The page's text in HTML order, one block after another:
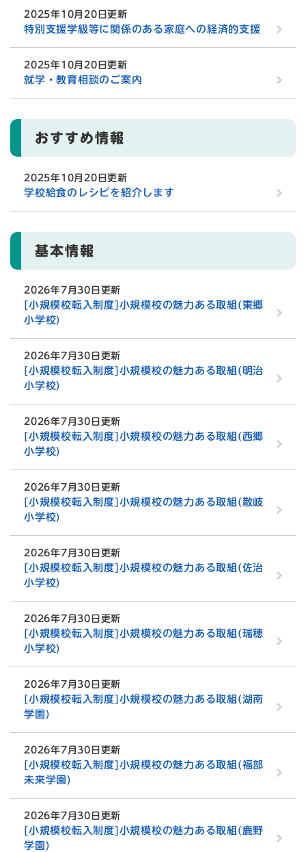
2025年10月20日更新
特別支援学級等に関係のある家庭への経済的支援
2025年10月20日更新
就学・教育相談のご案内
おすすめ情報
2025年10月20日更新
学校給食のレシピを紹介します
基本情報
2026年7月30日更新
[小規模校転入制度]小規模校の魅力ある取組(東郷
小学校)
2026年7月30日更新
[小規模校転入制度]小規模校の魅力ある取組(明治
小学校)
2026年7月30日更新
[小規模校転入制度]小規模校の魅力ある取組(西郷
小学校)
2026年7月30日更新
[小規模校転入制度]小規模校の魅力ある取組(散岐
小学校)
2026年7月30日更新
[小規模校転入制度]小規模校の魅力ある取組(佐治
小学校)
2026年7月30日更新
[小規模校転入制度]小規模校の魅力ある取組(瑞穂
小学校)
2026年7月30日更新
[小規模校転入制度]小規模校の魅力ある取組(湖南
学園)
2026年7月30日更新
[小規模校転入制度]小規模校の魅力ある取組(福部
未来学園)
2026年7月30日更新
[小規模校転入制度]小規模校の魅力ある取組(鹿野
学園)